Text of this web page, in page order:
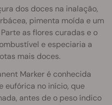
dos doces na inalação,
pimenta moída e um
as flores curadas e o
e especiaria a
mais doces.
Marker é conhecida
eufórica no início, que
antes de o peso índico